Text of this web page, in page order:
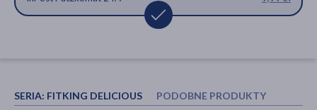
SERIA: FITKING DELICIOUS PODOBNE PRODUKTY